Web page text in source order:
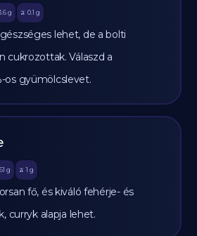
g 🫒 0.1 g
lehet, de a bolti
cukrozottak. Válaszd a
os gyümölcslevet.
61 g 🫒 1 g
fő, és kiváló fehérje- és
curryk alapja lehet.